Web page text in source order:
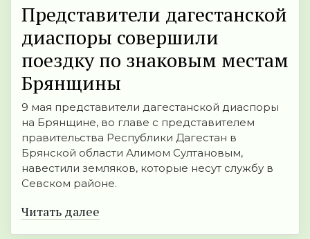
Представители дагестанской
диаспоры совершили
поездку по знаковым местам
Брянщины
9 мая представители дагестанской диаспоры
на Брянщине, во главе с представителем
правительства Республики Дагестан в
Брянской области Алимом Султановым,
навестили земляков, которые несут службу в
Севском районе.
Читать далее